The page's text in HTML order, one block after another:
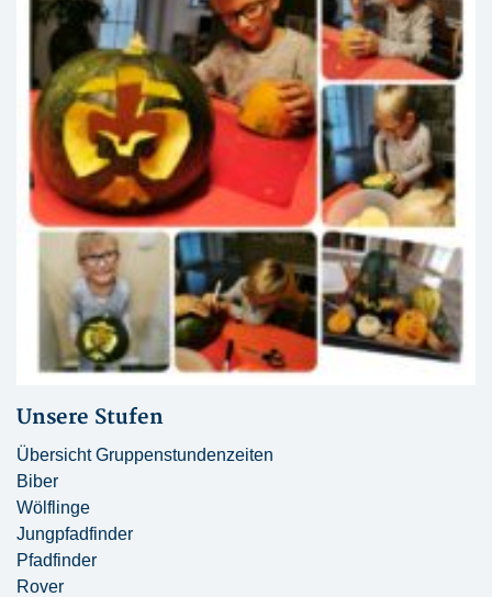
Unsere Stufen
Übersicht Gruppenstundenzeiten
Biber
Wölflinge
Jungpfadfinder
Pfadfinder
Rover